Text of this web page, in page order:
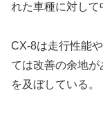
れた車種に対して
CX-8は走行性能
ては改善の余地
を及ぼしている。